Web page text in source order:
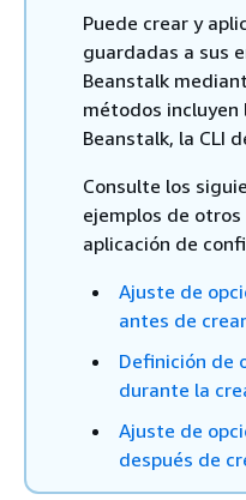
Puede crear y
guardadas a sus
Beanstalk
métodos incluyen
Beanstalk, la CLI
Consulte los
ejemplos de
aplicación de
Ajuste de
antes de
Definición de
durante la
Ajuste de
después de